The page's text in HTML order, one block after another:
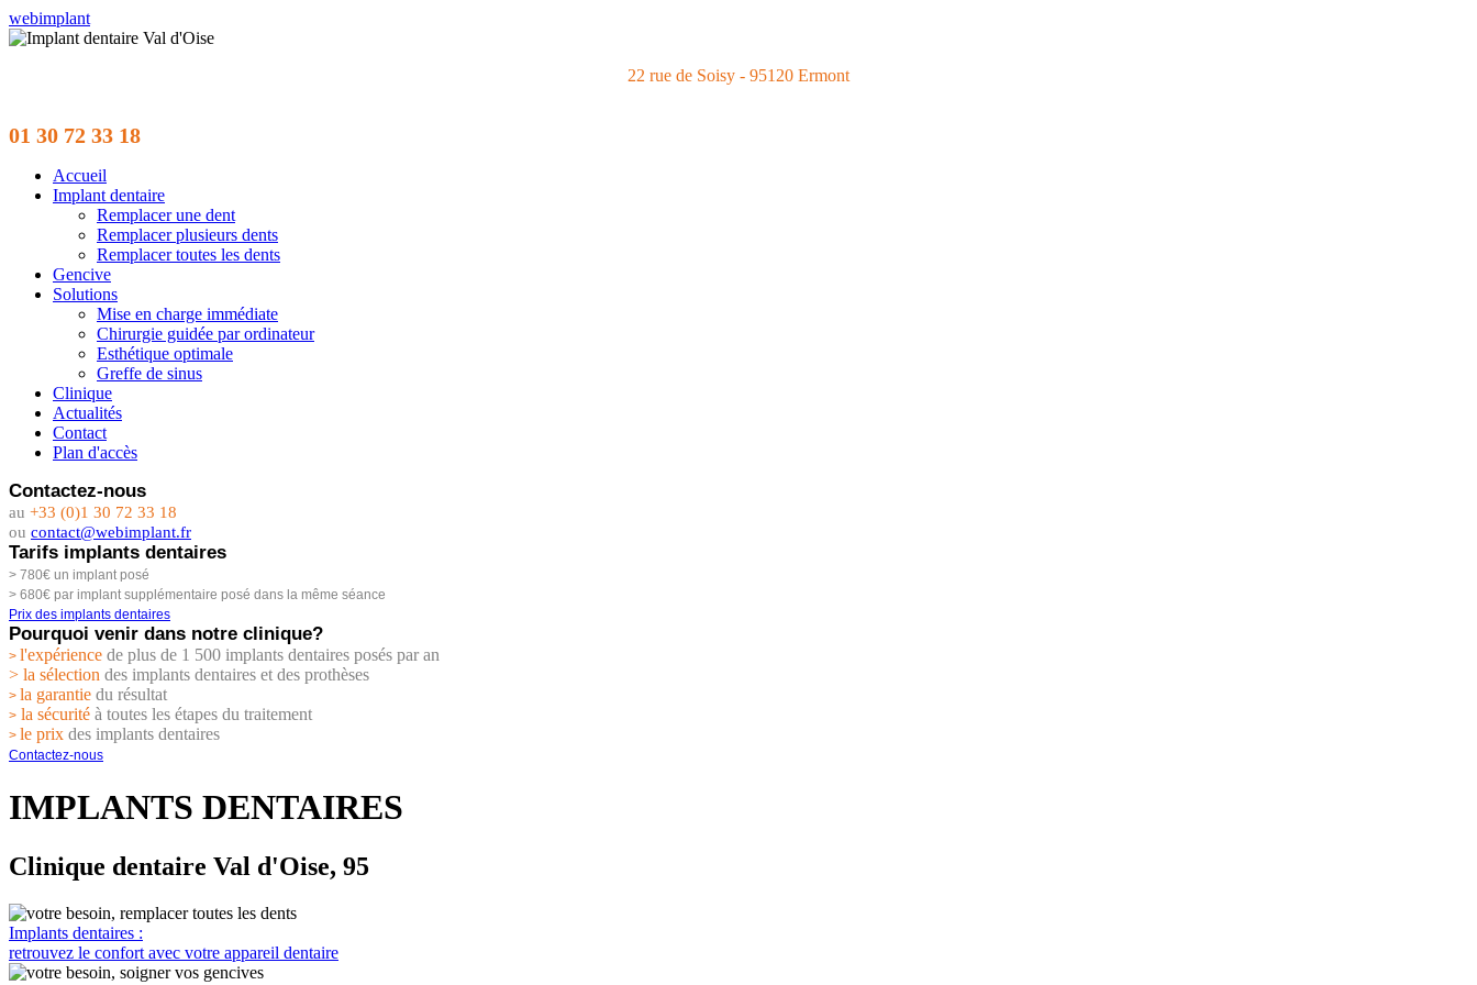
webimplant
22 rue de Soisy - 95120 Ermont
01 30 72 33 18
Accueil
Implant dentaire
Remplacer une dent
Remplacer plusieurs dents
Remplacer toutes les dents
Gencive
Solutions
Mise en charge immédiate
Chirurgie guidée par ordinateur
Esthétique optimale
Greffe de sinus
Clinique
Actualités
Contact
Plan d'accès
Contactez-nous
au +33 (0)1 30 72 33 18
ou contact@webimplant.fr
Tarifs implants dentaires
> 780€ un implant posé
> 680€ par implant supplémentaire posé dans la même séance
Prix des implants dentaires
Pourquoi venir dans notre clinique?
> l'expérience de plus de 1 500 implants dentaires posés par an
> la sélection des implants dentaires et des prothèses
> la garantie du résultat
> la sécurité à toutes les étapes du traitement
> le prix des implants dentaires
Contactez-nous
IMPLANTS DENTAIRES
Clinique dentaire Val d'Oise, 95
Implants dentaires :
retrouvez le confort avec votre appareil dentaire